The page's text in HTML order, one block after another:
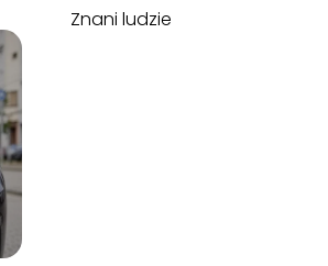
Znani ludzie